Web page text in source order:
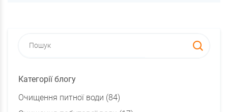
Категорії блогу
Очищення питної води (84)